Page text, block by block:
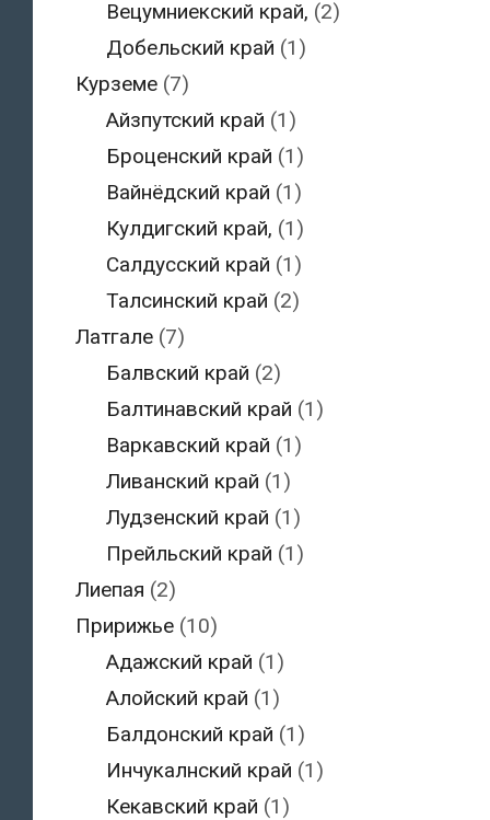
Вецумниекский край, (2)
Добельский край (1)
Курземе(7)
Айзпутский край (1)
Броценский край (1)
Вайнёдский край (1)
Кулдигский край, (1)
Салдусский край (1)
Талсинский край (2)
Латгале(7)
Балвский край (2)
Балтинавский край (1)
Варкавский край (1)
Ливанский край (1)
Лудзенский край (1)
Прейльский край (1)
Лиепая (2)
Пририжье(10)
Адажский край (1)
Алойский край (1)
Балдонский край (1)
Инчукалнский край (1)
Кекавский край (1)